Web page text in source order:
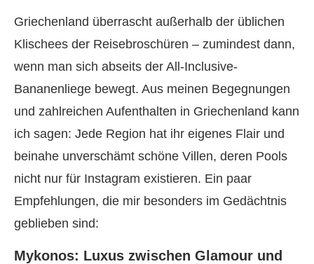
Griechenland überrascht außerhalb der üblichen
Klischees der Reisebroschüren – zumindest dann,
wenn man sich abseits der All-Inclusive-
Bananenliege bewegt. Aus meinen Begegnungen
und zahlreichen Aufenthalten in Griechenland kann
ich sagen: Jede Region hat ihr eigenes Flair und
beinahe unverschämt schöne Villen, deren Pools
nicht nur für Instagram existieren. Ein paar
Empfehlungen, die mir besonders im Gedächtnis
geblieben sind:
Mykonos: Luxus zwischen Glamour und